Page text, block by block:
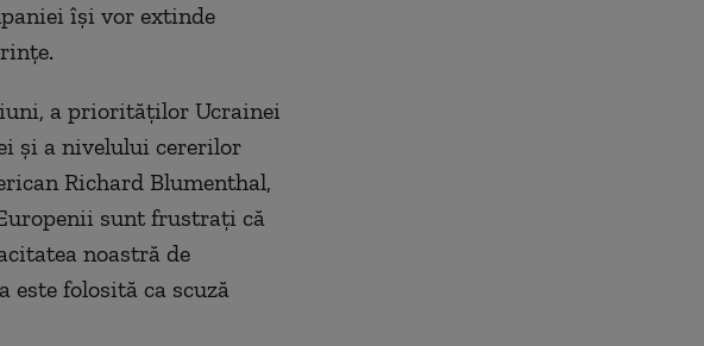
își vor extinde
a priorităților Ucrainei
și a nivelului cererilor
Richard Blumenthal,
sunt frustrați că
noastră de
este folosită ca scuză